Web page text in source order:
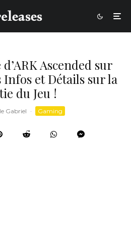
Ascended sur
Infos et Détails sur la
du Jeu !
Gabriel · Gaming